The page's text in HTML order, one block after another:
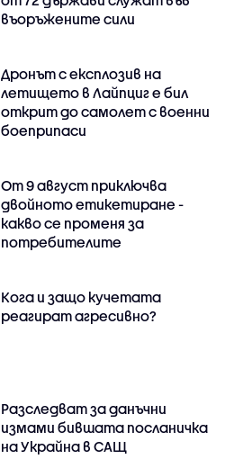
въоръжените сили
Дронът с експлозив на
летището в Лайпциг е бил
открит до самолет с военни
боеприпаси
От 9 август приключва
двойното етикетиране -
какво се променя за
потребителите
Кога и защо кучетата
реагират агресивно?
Разследват за данъчни
измами бившата посланичка
на Украйна в САЩ